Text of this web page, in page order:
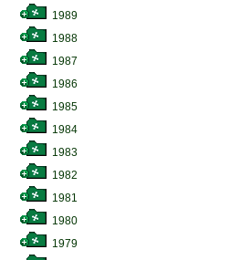
1989
1988
1987
1986
1985
1984
1983
1982
1981
1980
1979